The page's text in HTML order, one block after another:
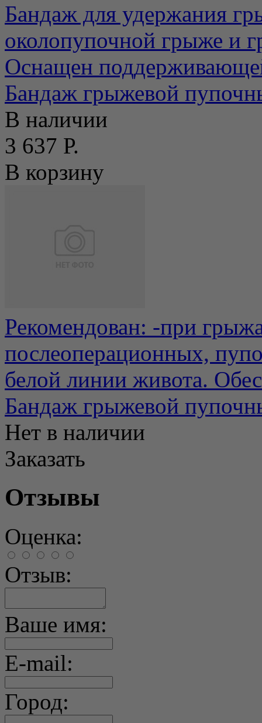
Бандаж для удержания
околопупочной грыже и
Оснащен
Бандаж грыжевой
В наличии
3 637 Р.
В корзину
Рекомендован: -при
послеоперационных,
белой линии живота.
Бандаж грыжевой
Нет в наличии
Заказать
Отзывы
Оценка:
Отзыв:
Ваше имя:
E-mail:
Город: